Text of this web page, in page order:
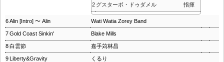
2 グスターボ・ドゥダメル 指揮
6Alin [Intro] 〜 Alin Wati Watia Zorey Band
7Gold Coast Sinkin' Blake Mills
8白雲節 嘉手苅林昌
9Liberty&Gravity くるり